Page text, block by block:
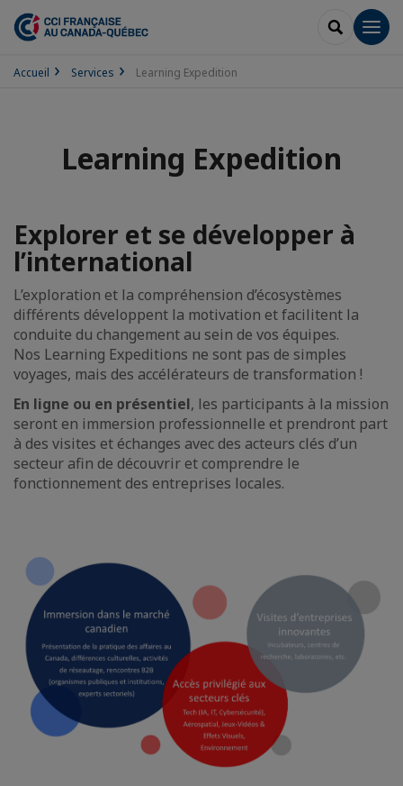
Accueil Services Learning Expedition
Learning Expedition
Explorer et se développer à
l’international
L’exploration et la compréhension d’écosystèmes
différents développent la motivation et facilitent la
conduite du changement au sein de vos équipes.
Nos Learning Expeditions ne sont pas de simples
voyages, mais des accélérateurs de transformation !
En ligne ou en présentiel, les participants à la mission
seront en immersion professionnelle et prendront part
à des visites et échanges avec des acteurs clés d’un
secteur afin de découvrir et comprendre le
fonctionnement des entreprises locales.